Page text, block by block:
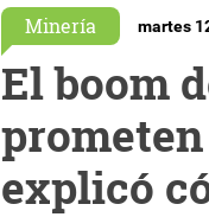
Minería martes
El boom
explicó